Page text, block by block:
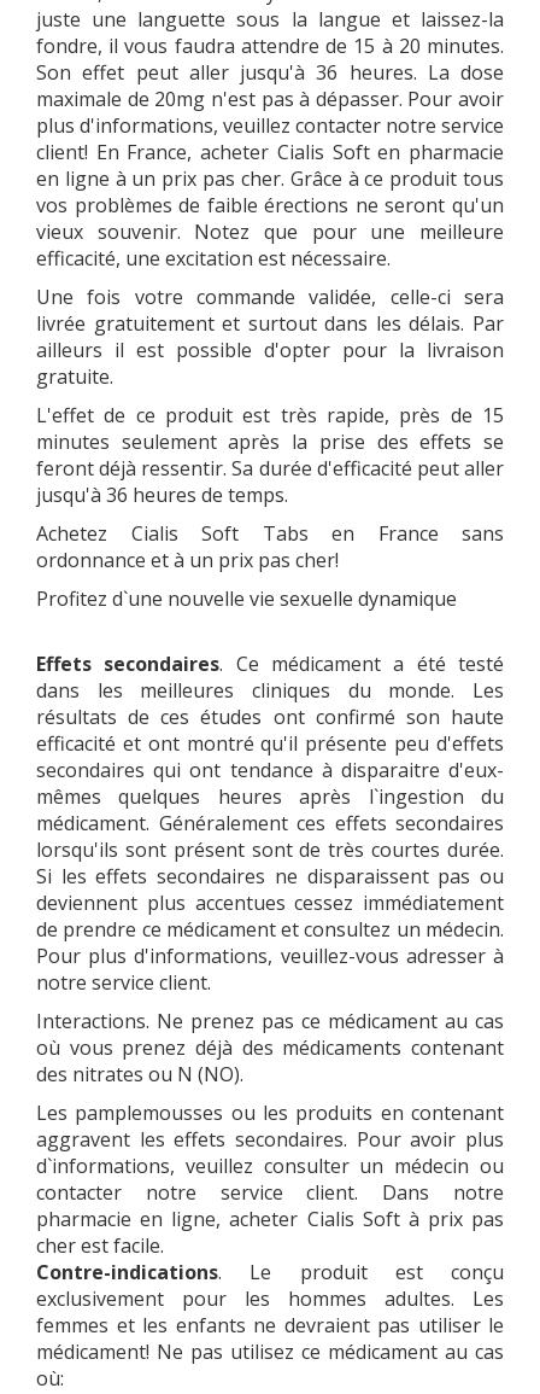
juste une languette sous la langue et laissez-la
fondre, il vous faudra attendre de 15 à 20 minutes.
Son effet peut aller jusqu'à 36 heures. La dose
maximale de 20mg n'est pas à dépasser. Pour avoir
plus d'informations, veuillez contacter notre service
client! En France, acheter Cialis Soft en pharmacie
en ligne à un prix pas cher. Grâce à ce produit tous
vos problèmes de faible érections ne seront qu'un
vieux souvenir. Notez que pour une meilleure
efficacité, une excitation est nécessaire.
Une fois votre commande validée, celle-ci sera
livrée gratuitement et surtout dans les délais. Par
ailleurs il est possible d'opter pour la livraison
gratuite.
L'effet de ce produit est très rapide, près de 15
minutes seulement après la prise des effets se
feront déjà ressentir. Sa durée d'efficacité peut aller
jusqu'à 36 heures de temps.
Achetez Cialis Soft Tabs en France sans
ordonnance et à un prix pas cher!
Profitez d`une nouvelle vie sexuelle dynamique
Effets secondaires. Ce médicament a été testé
dans les meilleures cliniques du monde. Les
résultats de ces études ont confirmé son haute
efficacité et ont montré qu'il présente peu d'effets
secondaires qui ont tendance à disparaitre d'eux-
mêmes quelques heures après l`ingestion du
médicament. Généralement ces effets secondaires
lorsqu'ils sont présent sont de très courtes durée.
Si les effets secondaires ne disparaissent pas ou
deviennent plus accentues cessez immédiatement
de prendre ce médicament et consultez un médecin.
Pour plus d'informations, veuillez-vous adresser à
notre service client.
Interactions. Ne prenez pas ce médicament au cas
où vous prenez déjà des médicaments contenant
des nitrates ou N (NO).
Les pamplemousses ou les produits en contenant
aggravent les effets secondaires. Pour avoir plus
d`informations, veuillez consulter un médecin ou
contacter notre service client. Dans notre
pharmacie en ligne, acheter Cialis Soft à prix pas
cher est facile.
Contre-indications. Le produit est conçu
exclusivement pour les hommes adultes. Les
femmes et les enfants ne devraient pas utiliser le
médicament! Ne pas utilisez ce médicament au cas
où: